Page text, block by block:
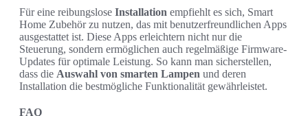
Für eine reibungslose Installation empfiehlt es sich, Smart
Home Zubehör zu nutzen, das mit benutzerfreundlichen Apps
ausgestattet ist. Diese Apps erleichtern nicht nur die
Steuerung, sondern ermöglichen auch regelmäßige Firmware-
Updates für optimale Leistung. So kann man sicherstellen,
dass die Auswahl von smarten Lampen und deren
Installation die bestmögliche Funktionalität gewährleistet.
FAQ